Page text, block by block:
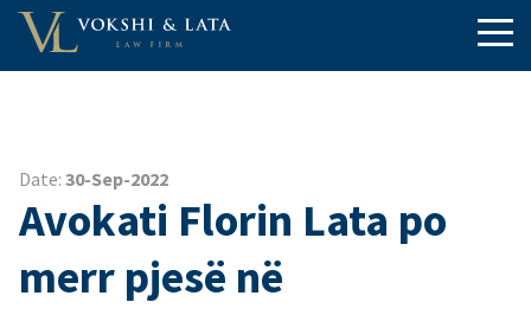
Date: 30-Sep-2022
Avokati Florin Lata po
merr pjesë në